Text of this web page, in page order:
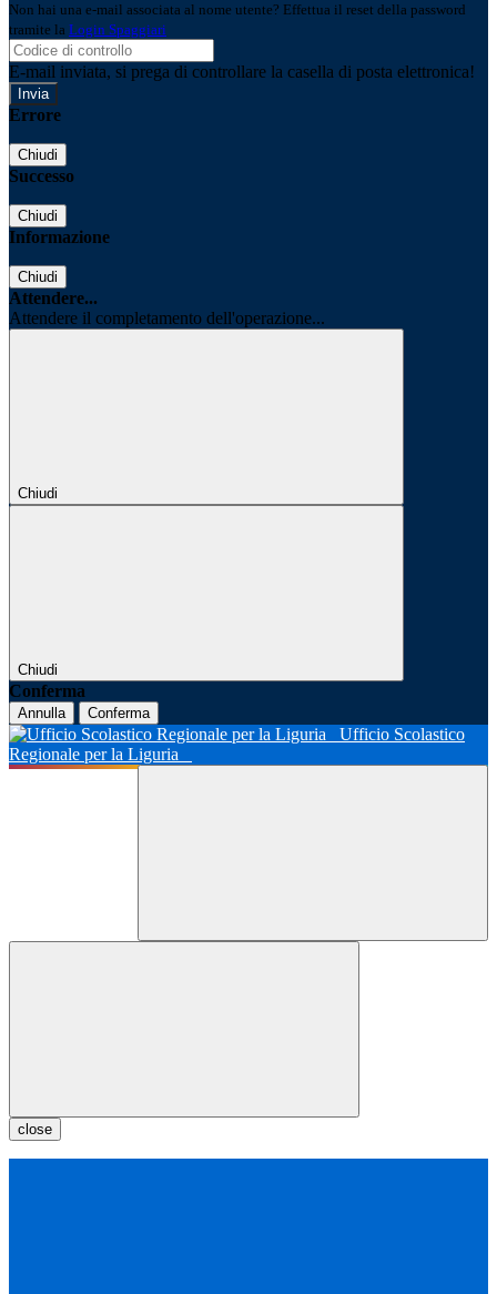
Non hai una e-mail associata al nome utente? Effettua il reset della password
tramite la Login Spaggiari
E-mail inviata, si prega di controllare la casella di posta elettronica!
Errore
Chiudi
Successo
Chiudi
Informazione
Chiudi
Attendere...
Attendere il completamento dell'operazione...
Chiudi
Chiudi
Conferma
Annulla Conferma
Ufficio Scolastico
Regionale per la Liguria
close